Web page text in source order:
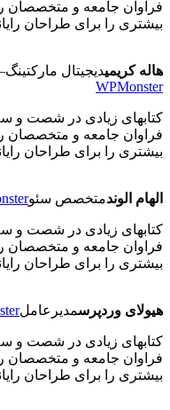
فراوان جامعه و متخصصان
بیشتری را برای طراحان
هاله کریمیدیجیتال مارکتینگ
WPMonster
کتابهای زیادی در شصت و
فراوان جامعه و متخصصان
بیشتری را برای طراحان
الهام الوندمتخصص سئو
کتابهای زیادی در شصت و
فراوان جامعه و متخصصان
بیشتری را برای طراحان
هیولای وردپرسمدیرعامل
کتابهای زیادی در شصت و
فراوان جامعه و متخصصان
بیشتری را برای طراحان